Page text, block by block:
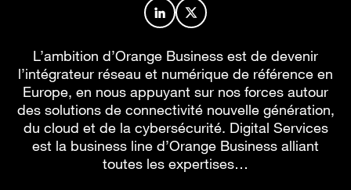
Profil de l’auteur sur LinkedIn
Profil de l’auteur sur X
L’ambition d’Orange Business est de devenir
l’intégrateur réseau et numérique de référence en
Europe, en nous appuyant sur nos forces autour
des solutions de connectivité nouvelle génération,
du cloud et de la cybersécurité. Digital Services
est la business line d’Orange Business alliant
toutes les expertises…